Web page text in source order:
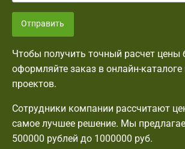
Отправить
Чтобы получить точный расчет цены
оформляйте заказ в онлайн-каталоге
проектов.
Сотрудники компании рассчитают
самое лучшее решение. Мы
500000 рублей до 1000000 руб.